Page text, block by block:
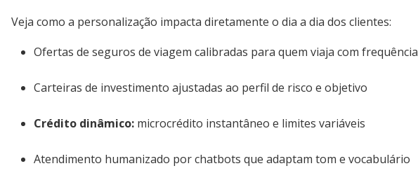
Veja como a personalização impacta diretamente o dia a dia dos clientes:
Ofertas de seguros de viagem calibradas para quem viaja com frequência
Carteiras de investimento ajustadas ao perfil de risco e objetivo
Crédito dinâmico: microcrédito instantâneo e limites variáveis
Atendimento humanizado por chatbots que adaptam tom e vocabulário